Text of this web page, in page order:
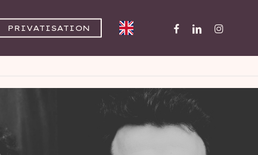
PRIVATISATION FACEBOOK
LINKEDIN